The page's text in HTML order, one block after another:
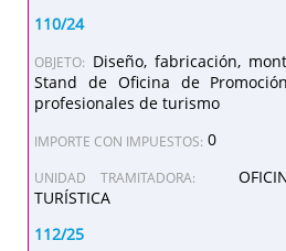
110/24
OBJETO: Diseño, fabricación,
Stand de Oficina de
profesionales de turismo
IMPORTE CON IMPUESTOS: 0
UNIDAD TRAMITADORA:
TURÍSTICA
112/25